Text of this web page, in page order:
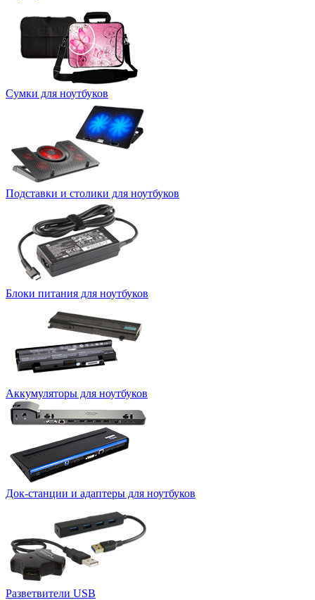
Сумки для ноутбуков
Подставки и столики для ноутбуков
Блоки питания для ноутбуков
Аккумуляторы для ноутбуков
Док-станции и адаптеры для ноутбуков
Разветвители USB